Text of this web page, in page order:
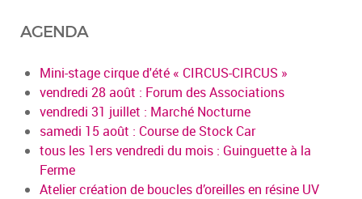
AGENDA
Mini-stage cirque d'été « CIRCUS-CIRCUS »
vendredi 28 août : Forum des Associations
vendredi 31 juillet : Marché Nocturne
samedi 15 août : Course de Stock Car
tous les 1ers vendredi du mois : Guinguette à la
Ferme
Atelier création de boucles d’oreilles en résine UV